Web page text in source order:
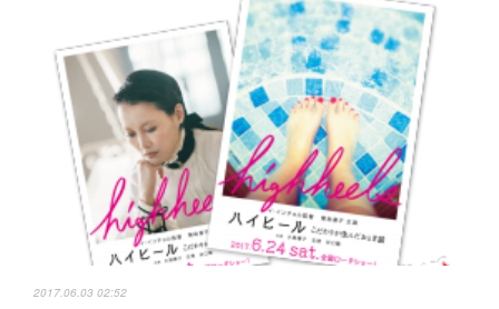
2017.06.03 02:52